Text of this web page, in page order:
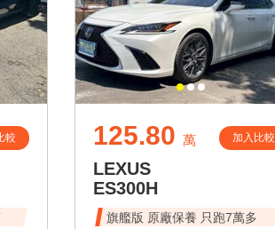
較 125.80 萬 加入比較
LEXUS
ES300H
旗艦版 原廠保養 只跑7萬多